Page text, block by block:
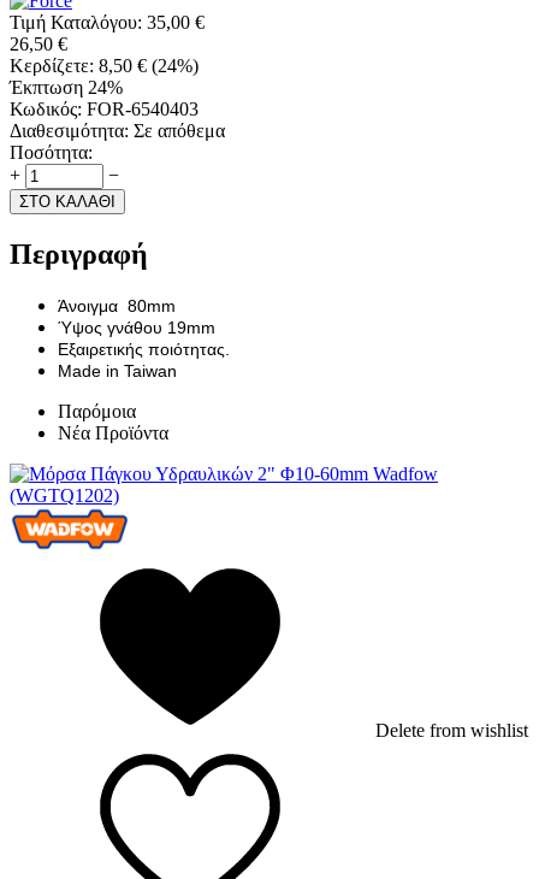
Τιμή Καταλόγου: 35,00 €
26,50 €
Κερδίζετε: 8,50 € (24%)
Έκπτωση 24%
Κωδικός: FOR-6540403
Διαθεσιμότητα: Σε απόθεμα
Ποσότητα:
+
−
ΣΤΟ ΚΑΛΑΘΙ
Περιγραφή
Άνοιγμα 80mm
Ύψος γνάθου 19mm
Εξαιρετικής ποιότητας.
Made in Taiwan
Παρόμοια
Νέα Προϊόντα
Delete from wishlist